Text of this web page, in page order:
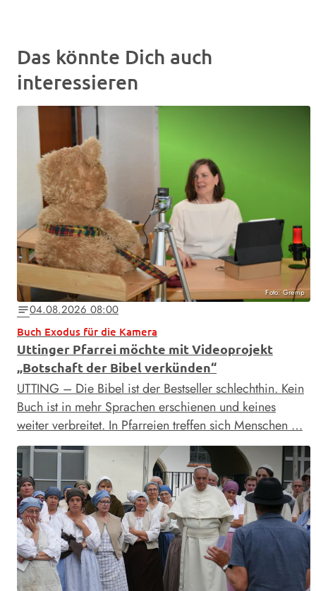
Das könnte Dich auch
interessieren
Foto: Gremp
notes04.08.2026 08:00
Buch Exodus für die Kamera
Uttinger Pfarrei möchte mit Videoprojekt
„Botschaft der Bibel verkünden“
UTTING – Die Bibel ist der Bestseller schlechthin. Kein
Buch ist in mehr Sprachen erschienen und keines
weiter verbreitet. In Pfarreien treffen sich Menschen …